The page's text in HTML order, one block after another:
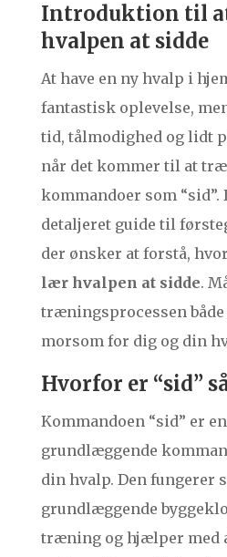
Introduktion til
hvalpen at sidde
At have en ny hvalp i
fantastisk oplevelse,
tid, tålmodighed og lidt
når det kommer til at
kommandoer som
detaljeret guide til
der ønsker at forstå,
lær hvalpen at sidde.
træningsprocessen
morsom for dig og din
Hvorfor er “sid”
Kommandoen “sid” er
grundlæggende
din hvalp. Den fungerer
grundlæggende
træning og hjælper med